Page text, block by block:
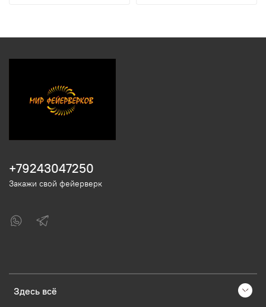
Здесь всё
+79243047250
Закажи свой фейерверк